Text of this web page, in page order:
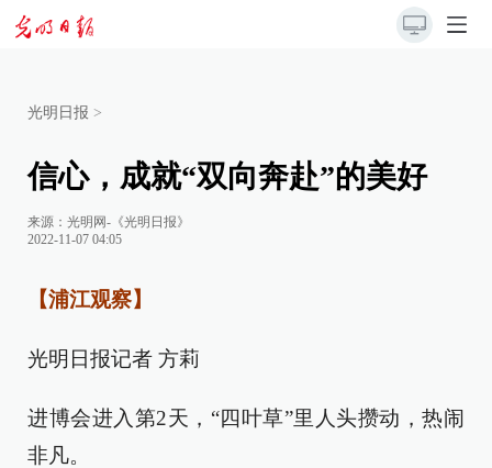
光明日报 >
信心，成就“双向奔赴”的美好
来源： 光明网-《光明日报》
2022-11-07 04:05
【浦江观察】
光明日报记者 方莉
进博会进入第2天，“四叶草”里人头攒动，热闹
非凡。